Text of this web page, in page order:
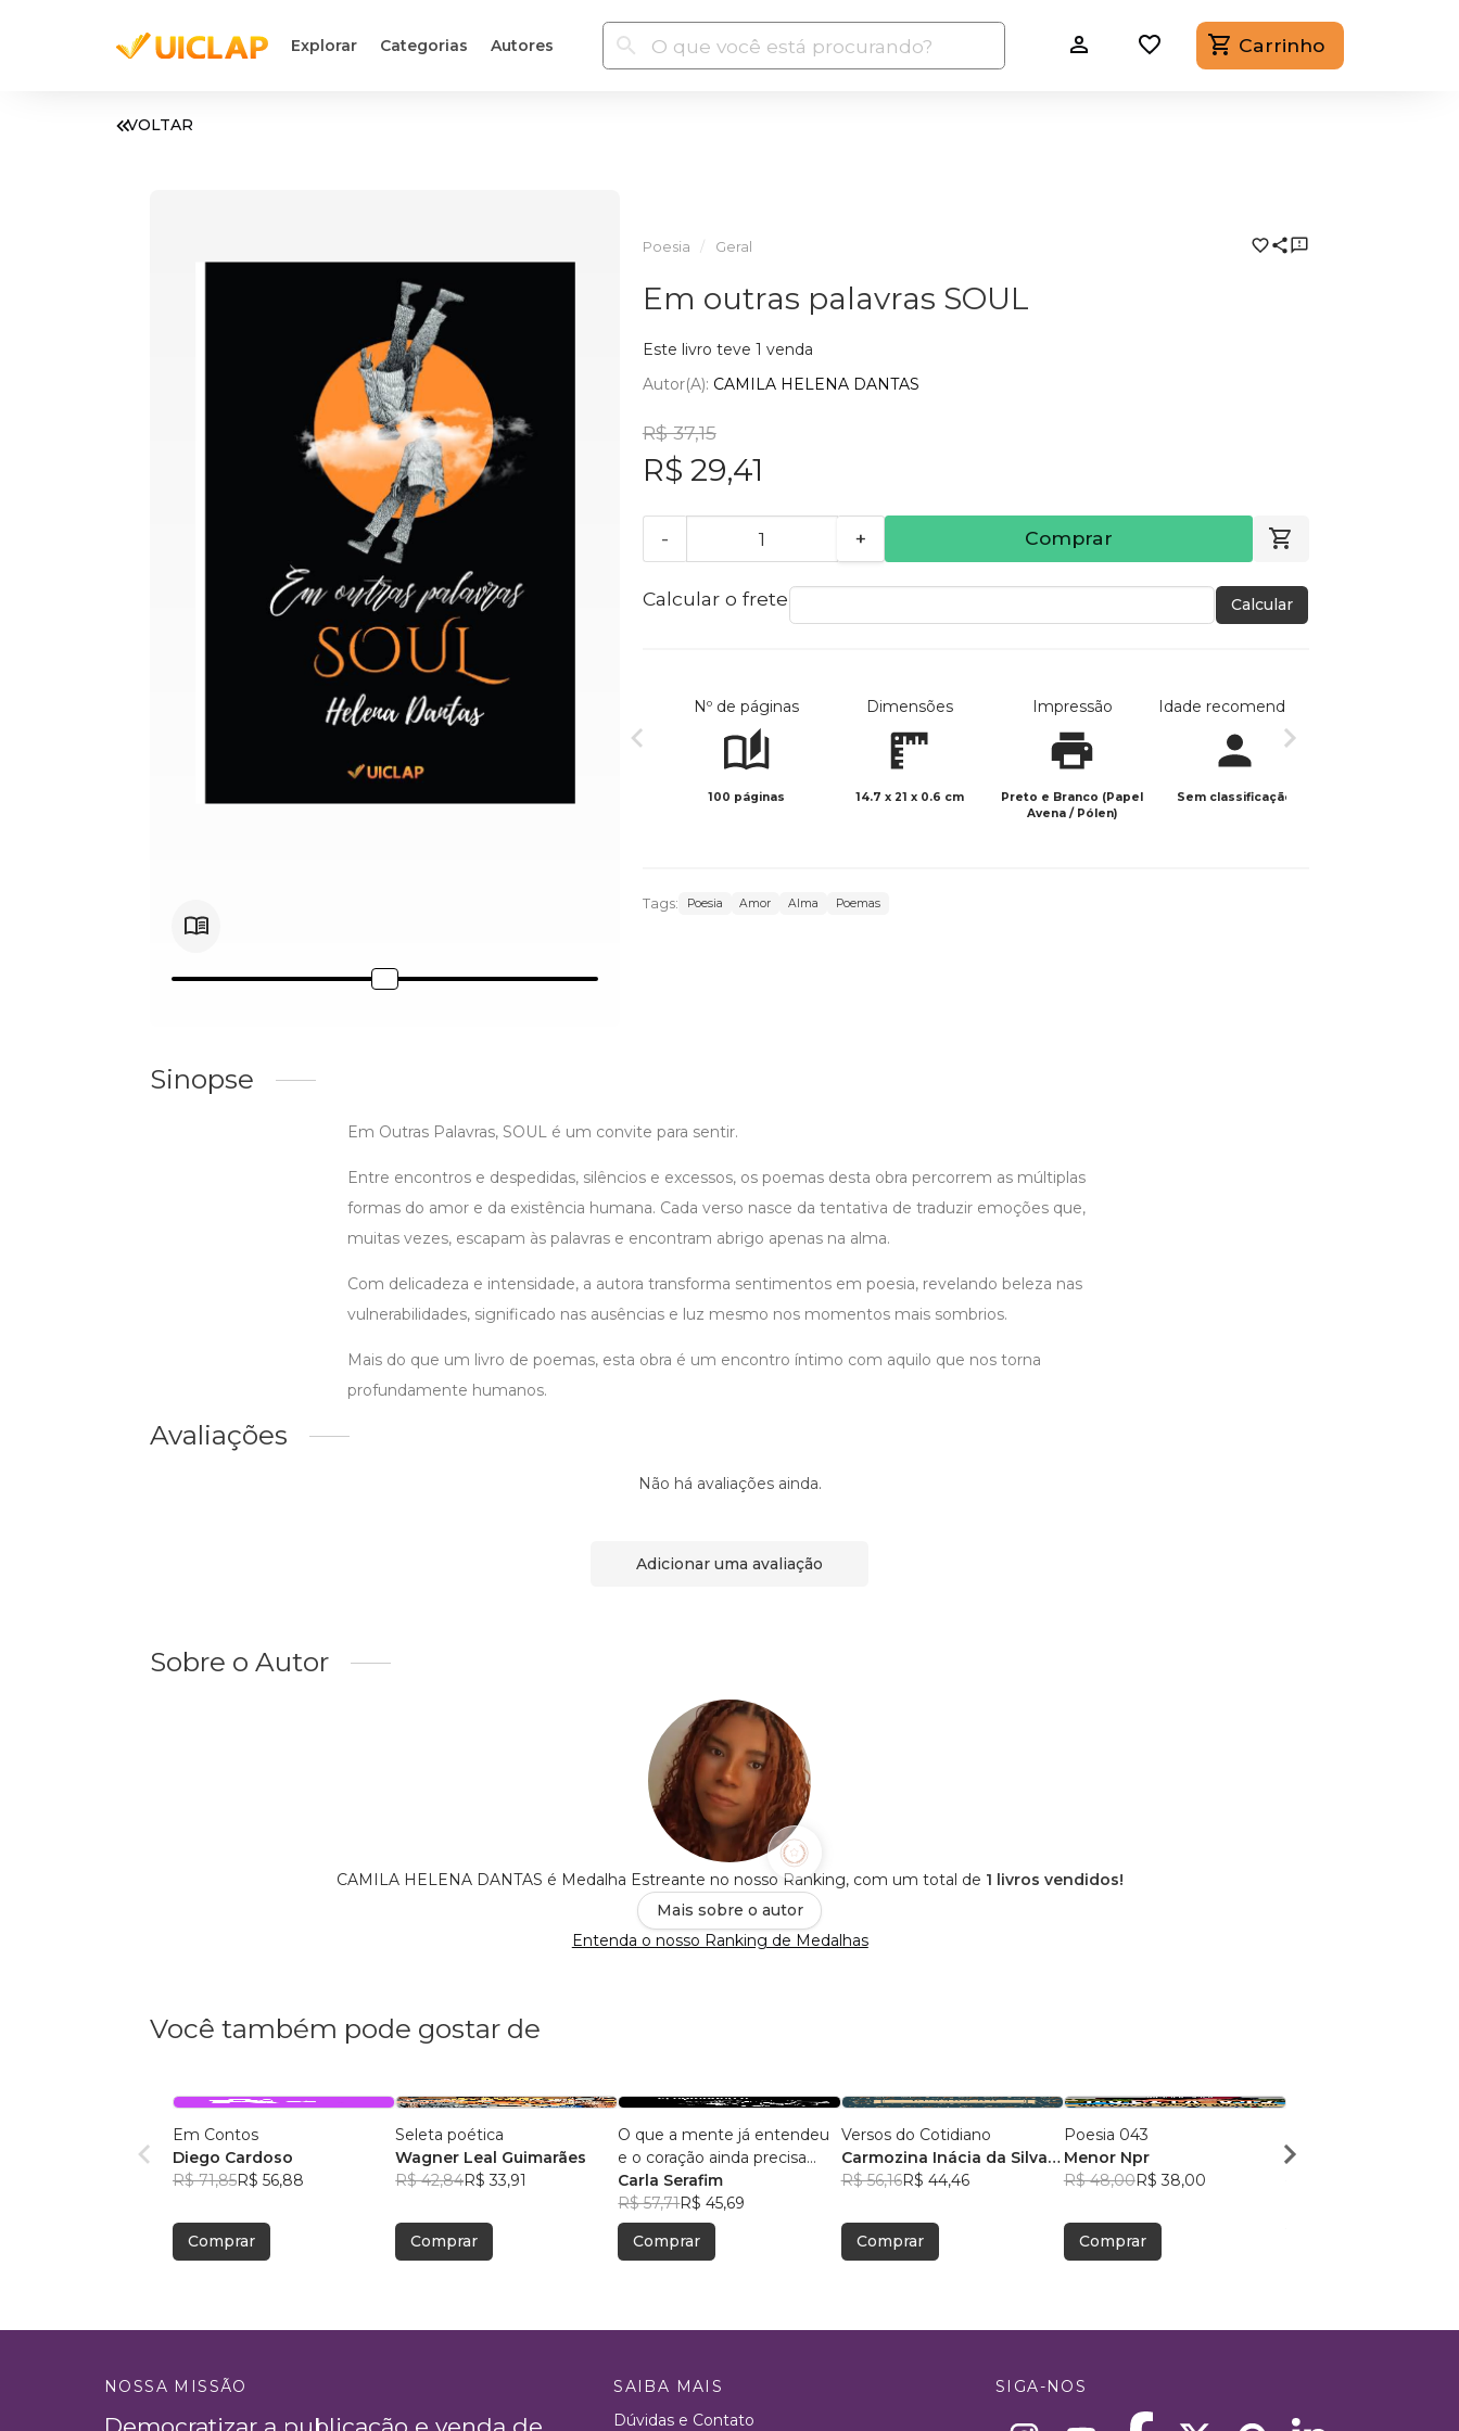
Explorar Categorias Autores Carrinho
VOLTAR
Poesia Geral
Em outras palavras SOUL
Este livro teve 1 venda
Autor(a): CAMILA HELENA DANTAS
R$ 37,15
R$ 29,41
- + Comprar
Calcular o frete Calcular
Nº de páginas
100 páginas
Dimensões
14.7 x 21 x 0.6 cm
Impressão
Preto e Branco (Papel
Avena / Pólen)
Idade recomendada
Sem classificação
Tags: Poesia Amor Alma Poemas
Sinopse
Em Outras Palavras, SOUL é um convite para sentir.
Entre encontros e despedidas, silêncios e excessos, os poemas desta obra percorrem as múltiplas
formas do amor e da existência humana. Cada verso nasce da tentativa de traduzir emoções que,
muitas vezes, escapam às palavras e encontram abrigo apenas na alma.
Com delicadeza e intensidade, a autora transforma sentimentos em poesia, revelando beleza nas
vulnerabilidades, significado nas ausências e luz mesmo nos momentos mais sombrios.
Mais do que um livro de poemas, esta obra é um encontro íntimo com aquilo que nos torna
profundamente humanos.
Avaliações
Não há avaliações ainda.
Adicionar uma avaliação
Sobre o Autor
CAMILA HELENA DANTAS é Medalha Estreante no nosso Ranking, com um total de 1 livros vendidos!
Mais sobre o autor
Entenda o nosso Ranking de Medalhas
Você também pode gostar de
Em Contos
Diego Cardoso
R$ 71,85R$ 56,88
Comprar
Seleta poética
Wagner Leal Guimarães
R$ 42,84R$ 33,91
Comprar
O que a mente já entendeu
e o coração ainda precisa
aceitar
Carla Serafim
R$ 57,71R$ 45,69
Comprar
Versos do Cotidiano
Carmozina Inácia da Silva
Rodrigues
R$ 56,16R$ 44,46
Comprar
Poesia 043
Menor Npr
R$ 48,00R$ 38,00
Comprar
Victor Sousa Silva
NOSSA MISSÃO
SAIBA MAIS
Dúvidas e Contato
SIGA-NOS